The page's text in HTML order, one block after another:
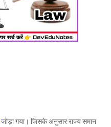
जोड़ा गया। जिसके अनुसार राज्य समान